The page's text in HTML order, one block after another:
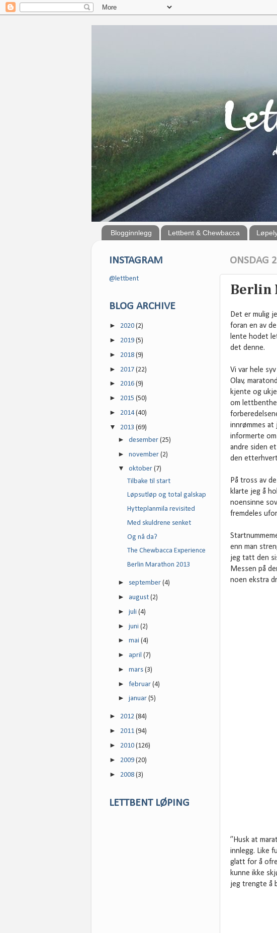
Blogginnlegg Lettbent & Chewbacca
ONSDAG
Berlin
Det er mulig
foran en av
lente hodet
det denne.
Vi var hele
Olav,
kjente og
om
innrømmes
informerte
andre siden
den
På tross av
klarte jeg å
noensinne
fremdeles
enn man
jeg tatt den
Messen på
noen ekstra
”Husk at
innlegg. Like
glatt for å
kunne ikke
jeg trengte å
INSTAGRAM
@lettbent
BLOG ARCHIVE
► 2020 (2)
► 2019 (5)
► 2018 (9)
► 2017 (22)
► 2016 (9)
► 2015 (50)
► 2014(40)
▼ 2013 (69)
►desember(25)
►november(2)
▼oktober(7)
Tilbake til start
Løpsutløp og total galskap
Hytteplanmila revisited
Med skuldrene senket
Og nå da?
The Chewbacca Experience
Berlin Marathon 2013
► september(4)
►august(2)
►juli(4)
►juni(2)
►mai(4)
►april(7)
►mars(3)
►februar(4)
►januar(5)
► 2012 (84)
► 2011 (94)
► 2010 (126)
► 2009 (20)
► 2008 (3)
LETTBENT LØPING